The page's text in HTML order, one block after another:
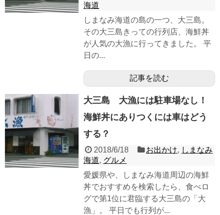
海道
しまなみ海道の島の一つ、大三島。
その大三島きっての行列店、海鮮丼
が人気の大漁に行ってきました。 平
日の...
記事を読む
大三島 大漁には駐車場なし！
海鮮丼にありつくには車はどう
する？
2018/6/18 お出かけ, しまなみ
海道, グルメ
愛媛県や、しまなみ海道周辺の海鮮
丼でおすすめを検索したら、食べロ
グで第1位に君臨する大三島の「大
漁」。 平日でも行列が...